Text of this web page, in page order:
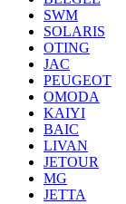
SWM
SOLARIS
OTING
JAC
PEUGEOT
OMODA
KAIYI
BAIC
LIVAN
JETOUR
MG
JETTA